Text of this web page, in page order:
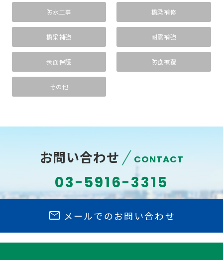
防水工事 橋梁補修
橋梁補強 耐震補強
表面保護 防食被覆
その他
お問い合わせ CONTACT
03-5916-3315
mail メールでのお問い合わせ